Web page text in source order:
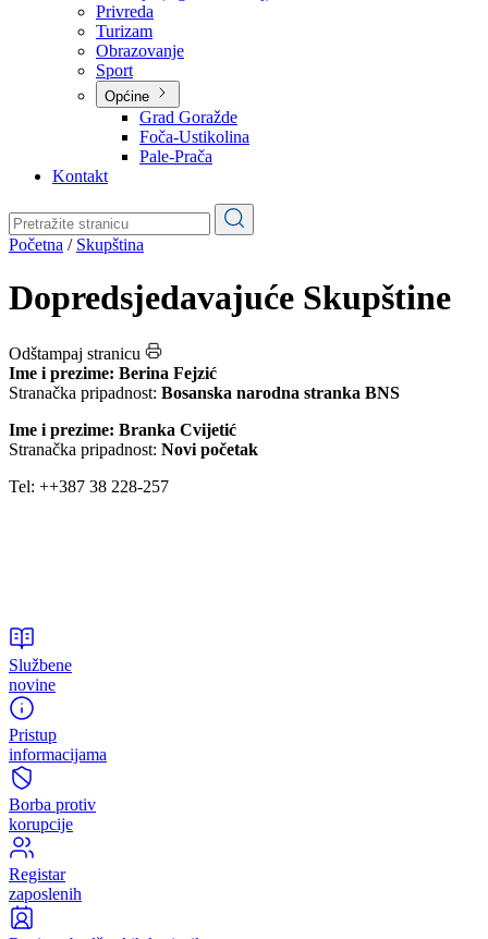
O kantonu
Simboli kantona (Grb, zastava)
Historija (digitalni muzej)
Privreda
Turizam
Obrazovanje
Općine
Pale-Prača
Kontakt
Početna/ Skupština
Dopredsjedavajuće Skupštine
Ime i prezime: Berina Fejzić
Stranačka pripadnost: Bosanska narodna stranka BNS
Ime i prezime: Branka Cvijetić
Službene
novine
Pristup
informacijama
Borba protiv
korupcije
Registar